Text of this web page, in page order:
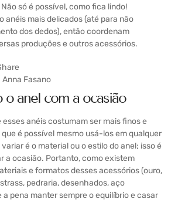
só é possível, como fica lindo!
anéis mais delicados (até para não
dos dedos), então coordenam
produções e outros acessórios.
Anna Fasano
o anel com a ocasião
anéis costumam ser mais finos e
é possível mesmo usá-los em qualquer
é o material ou o estilo do anel; isso é
a ocasião. Portanto, como existem
e formatos desses acessórios (ouro,
pedraria, desenhados, aço
a pena manter sempre o equilíbrio e casar